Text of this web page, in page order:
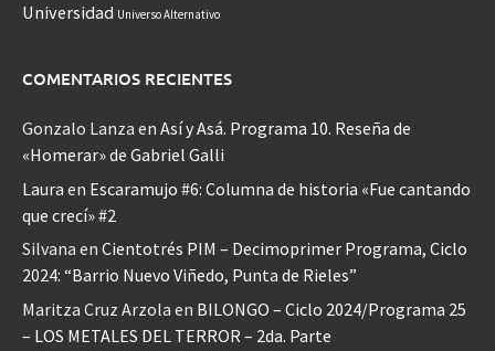
Universidad Universo Alternativo
COMENTARIOS RECIENTES
Gonzalo Lanza en Así y Asá. Programa 10. Reseña de
«Homerar» de Gabriel Galli
Laura en Escaramujo #6: Columna de historia «Fue cantando
que crecí» #2
Silvana en Cientotrés PIM – Decimoprimer Programa, Ciclo
2024: “Barrio Nuevo Viñedo, Punta de Rieles”
Maritza Cruz Arzola en BILONGO – Ciclo 2024/Programa 25
– LOS METALES DEL TERROR – 2da. Parte